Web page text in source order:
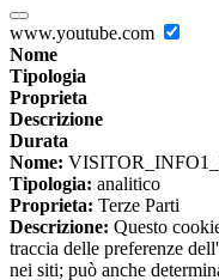
www.youtube.com
Nome
Tipologia
Proprieta
Descrizione
Durata
Nome:
Tipologia: analitico
Proprieta: Terze Parti
Descrizione: Questo
traccia delle preferenze
nei siti; può anche